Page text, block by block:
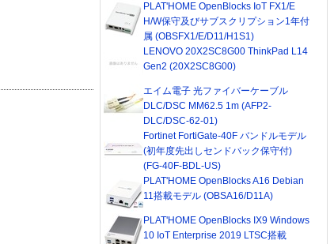
PLAT'HOME OpenBlocks IoT FX1/E
H/W保守及びサブスクリプション1年付
属 (OBSFX1/E/D11/H1S1)
LENOVO 20X2SC8G00 ThinkPad L14
Gen2 (20X2SC8G00)
エイム電子 光ファイバーケーブル
DLC/DSC MM62.5 1m (AFP2-
DLC/DSC-62-01)
Fortinet FortiGate-40F バンドルモデル
(初年度先出しセンドバック保守付)
(FG-40F-BDL-US)
PLAT'HOME OpenBlocks A16 Debian
11搭載モデル (OBSA16/D11A)
PLAT'HOME OpenBlocks IX9 Windows
10 IoT Enterprise 2019 LTSC搭載